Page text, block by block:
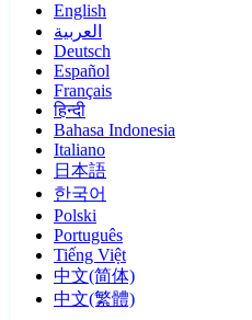
English
العربية
Deutsch
Español
Français
हिन्दी
Bahasa Indonesia
Italiano
日本語
한국어
Polski
Português
Tiếng Việt
中文(简体)
中文(繁體)